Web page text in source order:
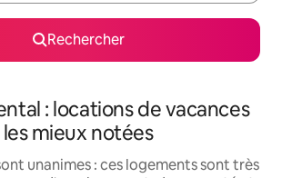
Rechercher
: locations de vacances
les mieux notées
unanimes : ces logements sont très